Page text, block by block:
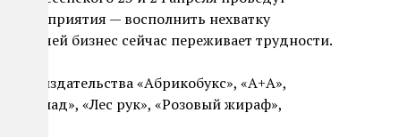
мероприятия — восполнить нехватку
тем, чей бизнес сейчас переживает трудности.
издательства«Абрикобукс», «А+А»,
«Лимонад», «Лес рук», «Розовый жираф»,